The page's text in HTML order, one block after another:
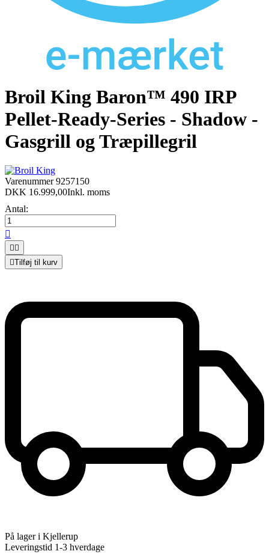
Broil King Baron™ 490 IRP
Pellet-Ready-Series - Shadow -
Gasgrill og Træpillegril
Varenummer9257150
DKK 16.999,00Inkl. moms
Antal:

 
Tilføj til kurv
På lager i Kjellerup
Leveringstid 1-3 hverdage